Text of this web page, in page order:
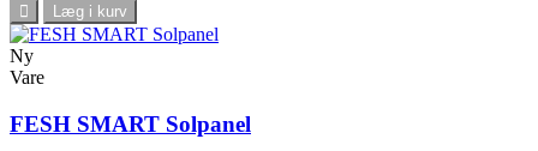
Læg i kurv
Ny
Vare
FESH SMART Solpanel